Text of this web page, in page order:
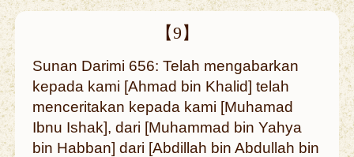
【9】
Sunan Darimi 656: Telah mengabarkan
kepada kami [Ahmad bin Khalid] telah
menceritakan kepada kami [Muhamad
Ibnu Ishak], dari [Muhammad bin Yahya
bin Habban] dari [Abdillah bin Abdullah bin